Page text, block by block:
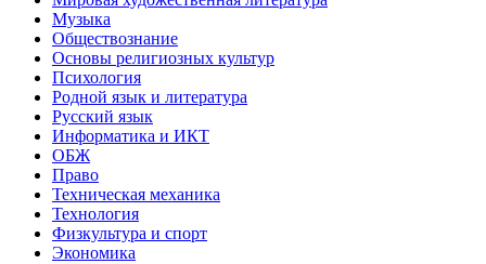
Музыка
Обществознание
Основы религиозных культур
Психология
Родной язык и литература
Русский язык
Информатика и ИКТ
ОБЖ
Право
Техническая механика
Технология
Физкультура и спорт
Экономика